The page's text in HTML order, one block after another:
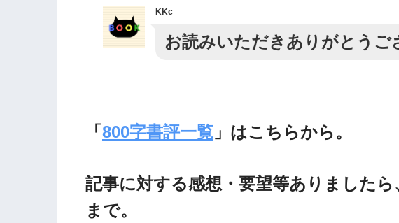
KKc
お読みいただきありがとうご
「 800字書評一覧 」はこちらから。
記事に対する感想・要望等ありました
まで。